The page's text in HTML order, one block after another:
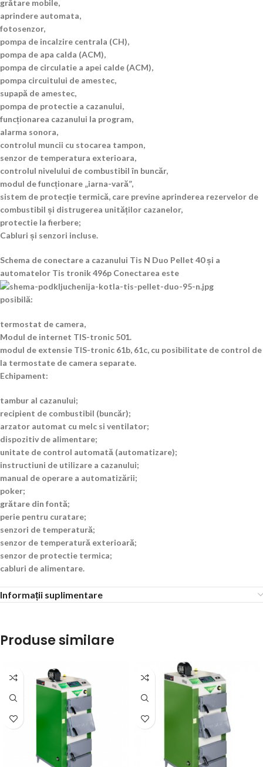
grătare mobile,
aprindere automata,
fotosenzor,
pompa de incalzire centrala (CH),
pompa de apa calda (ACM),
pompa de circulatie a apei calde (ACM),
pompa circuitului de amestec,
supapă de amestec,
pompa de protectie a cazanului,
funcționarea cazanului la program,
alarma sonora,
controlul muncii cu stocarea tampon,
senzor de temperatura exterioara,
controlul nivelului de combustibil în buncăr,
modul de funcționare „iarna-vară”,
sistem de protecție termică, care previne aprinderea rezervelor de
combustibil și distrugerea unităților cazanelor,
protectie la fierbere;
Cabluri și senzori incluse.
Schema de conectare a cazanului Tis N Duo Pellet 40 și a
automatelor Tis tronik 496p Conectarea este
posibilă:
termostat de camera,
Modul de internet TIS-tronic 501.
modul de extensie TIS-tronic 61b, 61c, cu posibilitate de control de
la termostate de camera separate.
Echipament:
tambur al cazanului;
recipient de combustibil (buncăr);
arzator automat cu melc si ventilator;
dispozitiv de alimentare;
unitate de control automată (automatizare);
instructiuni de utilizare a cazanului;
manual de operare a automatizării;
poker;
grătare din fontă;
perie pentru curatare;
senzori de temperatură;
senzor de temperatură exterioară;
senzor de protectie termica;
cabluri de alimentare.
Informații suplimentare
Produse similare